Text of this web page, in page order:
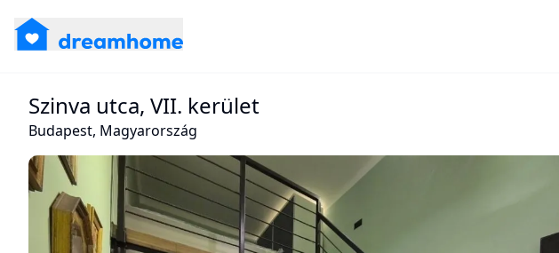
Szinva utca, VII. kerület
Budapest, Magyarország